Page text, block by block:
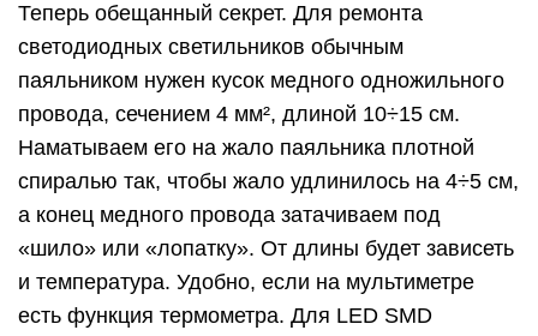
Теперь обещанный секрет. Для ремонта
светодиодных светильников обычным
паяльником нужен кусок медного одножильного
провода, сечением 4 мм², длиной 10÷15 см.
Наматываем его на жало паяльника плотной
спиралью так, чтобы жало удлинилось на 4÷5 см,
а конец медного провода затачиваем под
«шило» или «лопатку». От длины будет зависеть
и температура. Удобно, если на мультиметре
есть функция термометра. Для LED SMD